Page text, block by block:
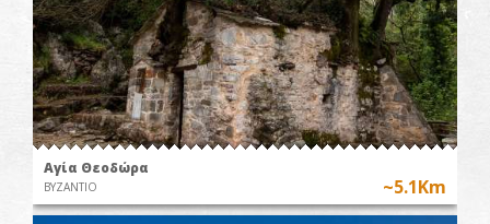
Αγία Θεοδώρα
ΒΥΖΑΝΤΙΟ ~5.1Km